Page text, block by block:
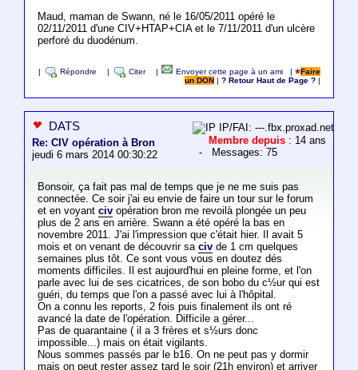
Maud, maman de Swann, né le 16/05/2011 opéré le
02/11/2011 d'une CIV+HTAP+CIA et le 7/11/2011 d'un ulcère
perforé du duodénum.
Répondre Citer Envoyer cette page à un ami |
Faire
un DON
|? Retour Haut de Page ?
DATS
Re: CIV opération à Bron
jeudi 6 mars 2014 00:30:22
IP/FAI: ---.fbx.proxad.net
Membre depuis : 14 ans
- Messages: 75
Bonsoir, ça fait pas mal de temps que je ne me suis pas
connectée. Ce soir j'ai eu envie de faire un tour sur le forum
et en voyant civopération bron me revoilà plongée un peu
plus de 2 ans en arrière. Swann a été opéré la bas en
novembre 2011. J'ai l'impression que c'était hier. Il avait 5
mois et on venant de découvrir sa civde 1 cm quelques
semaines plus tôt. Ce sont vous vous en doutez dés
moments difficiles. Il est aujourd'hui en pleine forme, et l'on
parle avec lui de ses cicatrices, de son bobo du c½ur qui est
guéri, du temps que l'on a passé avec lui à l'hôpital.
On a connu les reports, 2 fois puis finalement ils ont ré
avancé la date de l'opération. Difficile a gérer...
Pas de quarantaine ( il a 3 frères et s½urs donc
impossible...) mais on était vigilants.
Nous sommes passés par le b16. On ne peut pas y dormir
mais on peut rester assez tard le soir (21h environ) et arriver